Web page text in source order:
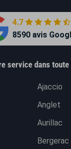
4.7
8590 avis
service dans toute
Ajaccio
Anglet
Aurillac
Bergerac